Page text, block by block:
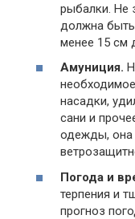
рыбалки. Не
должна
менее 15 см
Амуниция.
насадки,
сани и
одежды, она
Погода и
терпения и
прогноз